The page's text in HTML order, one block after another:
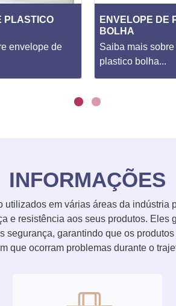
PLASTICO
envelope de
ENVELOPE DE
BOLHA
Saiba mais
plastico bolha...
INFORMAÇÕES
utilizados em várias áreas da indústria
e resistência aos seus produtos. Eles
segurança, garantindo que os
que ocorram problemas durante o